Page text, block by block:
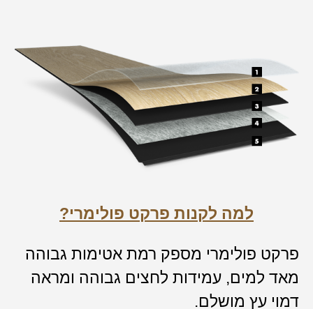
למה לקנות פרקט פולימרי?
פרקט פולימרי מספק רמת אטימות גבוהה
מאד למים, עמידות לחצים גבוהה ומראה
דמוי עץ מושלם.